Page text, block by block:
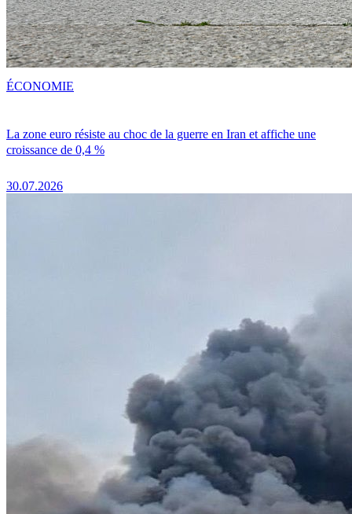
La zone euro résiste au choc de la guerre en Iran et affiche une
croissance de 0,4 %
30.07.2026
ÉCONOMIE